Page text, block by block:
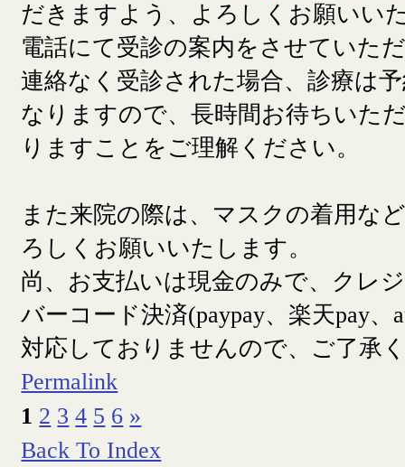
だきますよう、よろしくお願いい
電話にて受診の案内をさせていた
連絡なく受診された場合、診療は
なりますので、長時間お待ちいた
りますことをご理解ください。
また来院の際は、マスクの着用な
ろしくお願いいたします。
尚、お支払いは現金のみで、クレ
バーコード決済(paypay、楽天pay、
対応しておりませんので、ご了承
Permalink
1 2 3 4 5 6 »
Back To Index